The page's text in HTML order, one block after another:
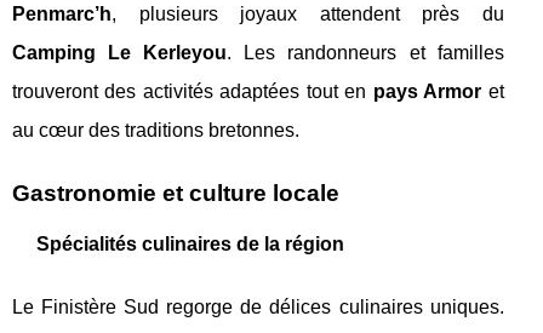
Penmarc’h, plusieurs joyaux attendent près du
Camping Le Kerleyou. Les randonneurs et familles
trouveront des activités adaptées tout en pays Armor et
au cœur des traditions bretonnes.
Gastronomie et culture locale
Spécialités culinaires de la région
Le Finistère Sud regorge de délices culinaires uniques.